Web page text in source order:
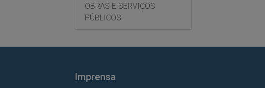
OBRAS E SERVIÇOS
PÚBLICOS
Imprensa